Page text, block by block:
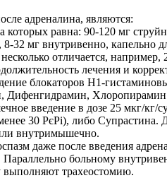
адреналина, являются:
которых равна: 90-120 мг
32 мг внутривенно, капельно
отличается,
лечения и
блокаторов Н1-
Дифенгидрамин,
введение в дозе 25 мкг/кг/
30 РєРі), либо
внутримышечно.
даже после введения
больному
выполняют трахеостомию.